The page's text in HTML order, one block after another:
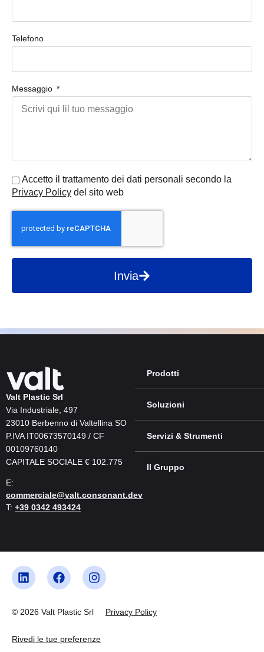
Telefono
Messaggio
Accetto il trattamento dei dati personali secondo la
Privacy Policy del sito web
Invia
Valt Plastic Srl
Via Industriale, 497
23010 Berbenno di Valtellina SO
P.IVA IT00673570149 / CF
00109760140
CAPITALE SOCIALE € 102.775
E:
commerciale@valt.consonant.dev
T: +39 0342 493424
Prodotti
Soluzioni
Servizi & Strumenti
Il Gruppo
© 2026 Valt Plastic Srl Privacy Policy
Rivedi le tue preferenze